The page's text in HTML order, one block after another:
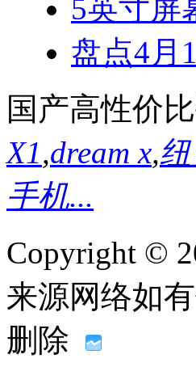
5英寸屏
盘点4月
国产高性价
X1,dream x,
手机...
Copyright ©
来源网络如
删除